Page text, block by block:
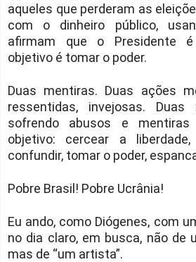
aqueles que perderam as
com o dinheiro público,
afirmam que o Presidente é
objetivo é tomar o poder.
Duas mentiras. Duas ações
ressentidas, invejosas. Duas
sofrendo abusos e
objetivo: cercear a liberdade,
confundir, tomar o poder,
Pobre Brasil! Pobre Ucrânia!
Eu ando, como Diógenes, com
no dia claro, em busca, não de
mas de “um artista”.